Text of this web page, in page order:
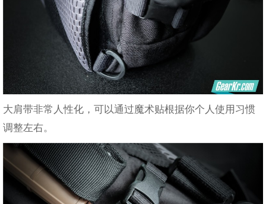
大肩带非常人性化，可以通过魔术贴根据你个人使用习惯
调整左右。